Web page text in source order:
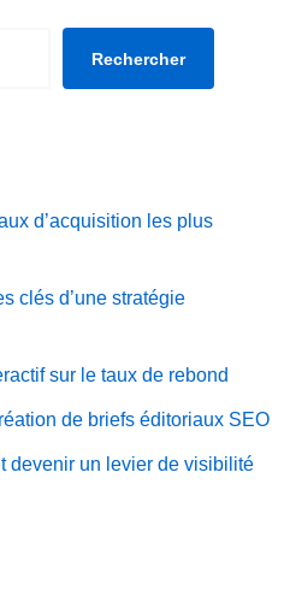
Rechercher
d’acquisition les plus
clés d’une stratégie
sur le taux de rebond
de briefs éditoriaux SEO
devenir un levier de visibilité